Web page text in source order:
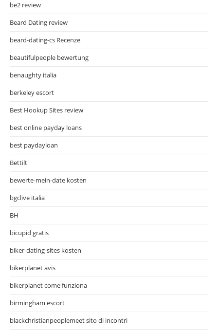
be2 review
Beard Dating review
beard-dating-cs Recenze
beautifulpeople bewertung
benaughty italia
berkeley escort
Best Hookup Sites review
best online payday loans
best paydayloan
Bettilt
bewerte-mein-date kosten
bgclive italia
BH
bicupid gratis
biker-dating-sites kosten
bikerplanet avis
bikerplanet come funziona
birmingham escort
blackchristianpeoplemeet sito di incontri